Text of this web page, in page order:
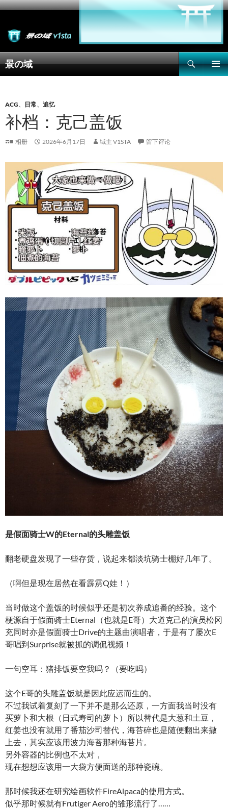
景の域
搜
索
文
ACG、 日常、 追忆
补档：克己盖饭
相册 2026年6月17日 域主 V1STA 留下评论
是假面骑士W的Eternal的头雕盖饭
翻老硬盘发现了一些存货，说起来都淡坑骑士棚好几年了。
（啊但是现在居然在看霹雳Q娃！）
当时做这个盖饭的时候似乎还是初次养成追番的经验。这个
梗源自于假面骑士Eternal（也就是E哥）大道克己的演员松冈
充同时亦是假面骑士Drive的主题曲演唱者，于是有了屡次E
哥唱到Surprise就被抓的调侃视频！
一句空耳：猪排饭要空我吗？（要吃吗）
这个E哥的头雕盖饭就是因此应运而生的。
不过我试着复刻了一下并不是那么还原，一方面我当时没有
买萝卜和大根（日式寿司的萝卜）所以替代是大葱和土豆，
红姜也没有就用了番茄沙司替代，海苔碎也是随便翻出来撒
上去，其实应该用波力海苔那种海苔片。
另外容器的比例也不太对，
现在想想应该用一大袋方便面送的那种瓷碗。
那时候我还在研究绘画软件FireAlpaca的使用方式。
似乎那时候就有Frutiger Aero的雏形流行了……